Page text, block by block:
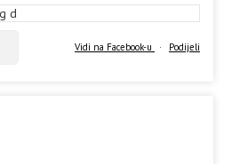
Vidi na Facebook-u · Podijeli